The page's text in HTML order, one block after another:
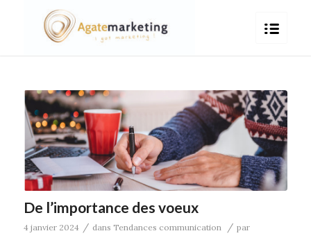
De l’importance des voeux
4 janvier 2024 / dans Tendances communication / par